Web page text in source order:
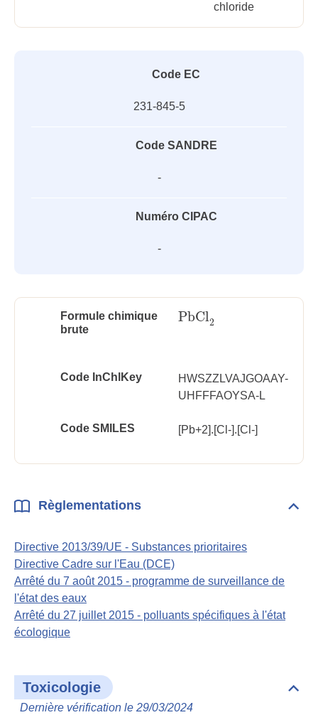
chloride
Code EC
231-845-5
Code SANDRE
-
Numéro CIPAC
-
Formule chimique
brute
PbCl2
PbCl2
Code InChlKey
HWSZZLVAJGOAAY-
UHFFFAOYSA-L
Code SMILES [Pb+2].[Cl-].[Cl-]
Règlementations
Directive 2013/39/UE - Substances prioritaires
Directive Cadre sur l'Eau (DCE)
Arrêté du 7 août 2015 - programme de surveillance de
l'état des eaux
Arrêté du 27 juillet 2015 - polluants spécifiques à l'état
écologique
Toxicologie
Dernière vérification le 29/03/2024